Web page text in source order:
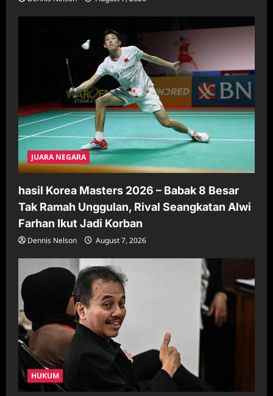
JUARA NEGARA
hasil Korea Masters 2026 – Babak 8 Besar
Tak Ramah Unggulan, Rival Seangkatan Alwi
Farhan Ikut Jadi Korban
Dennis Nelson August 7, 2026
HUKUM